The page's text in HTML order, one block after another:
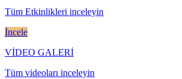
Tüm Etkinlikleri inceleyin
İncele
VİDEO GALERİ
Tüm videoları inceleyin